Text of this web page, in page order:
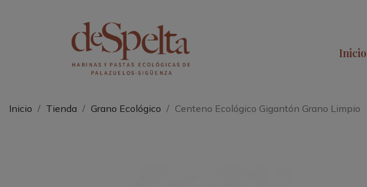
Inicio
Inicio Tienda Grano Ecológico Centeno Ecológico Gigantón Grano Limpio